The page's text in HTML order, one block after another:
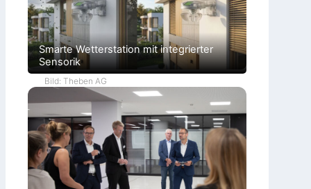
Smarte Wetterstation mit integrierter
Sensorik
Bild: Theben AG